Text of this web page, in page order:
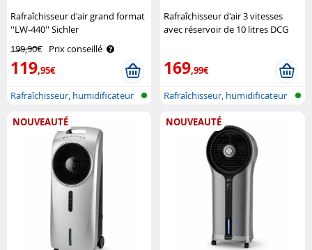
Rafraîchisseur d'air grand format
''LW-440'' Sichler
199,90€ Prix conseillé
119,95€
Rafraîchisseur, humidificateur
Rafraîchisseur d'air 3 vitesses
avec réservoir de 10 litres DCG
169,99€
Rafraîchisseur, humidificateur
NOUVEAUTÉ NOUVEAUTÉ